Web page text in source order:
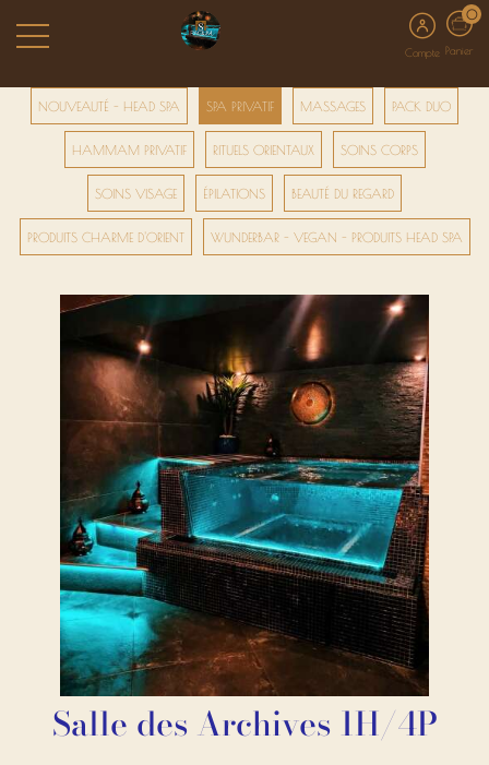
Compte
0
Panier
NOUVEAUTÉ - HEAD SPA SPA PRIVATIF MASSAGES PACK DUO
HAMMAM PRIVATIF RITUELS ORIENTAUX SOINS CORPS
SOINS VISAGE ÉPILATIONS BEAUTÉ DU REGARD
PRODUITS CHARME D'ORIENT WUNDERBAR - VEGAN - PRODUITS HEAD SPA
Salle des Archives 1H/4P